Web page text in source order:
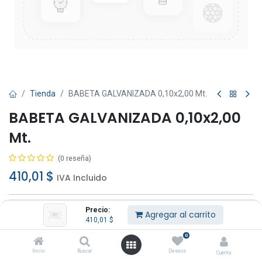
Precio:
410,01 $ Agregar al carrito
Inicio Buscar
0
Deseos Cuenta
Tienda BABETA GALVANIZADA 0,10x2,00 Mt.
BABETA GALVANIZADA 0,10x2,00
Mt.
(0 reseña)
410,01 $ IVA Incluido
Agregar al carrito Comprar ahora